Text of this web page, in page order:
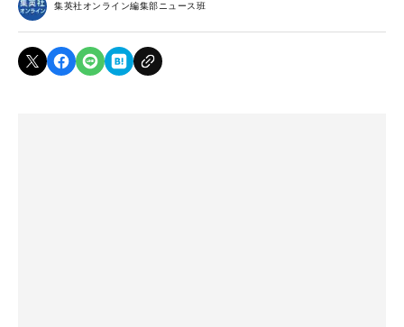
集英社オンライン編集部ニュース班